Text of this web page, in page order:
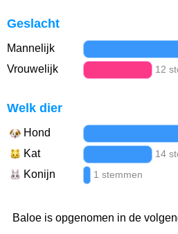
Geslacht
Mannelijk
Vrouwelijk 12
Welk dier
Hond
Kat 14
Konijn 1 stemmen
Baloe is opgenomen in de